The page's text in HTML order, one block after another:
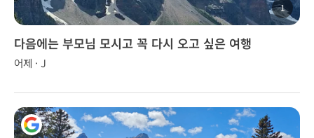
1
다음에는 부모님 모시고 꼭 다시 오고 싶은 여행
어제 · J